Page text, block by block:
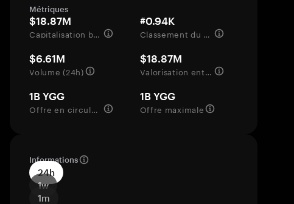
Métriques
$18.87M
Capitalisation boursière
#0.94K
Classement du marché
$6.61M
Volume (24h)
$18.87M
Valorisation entièrement diluée
1B YGG
Offre en circulation
1B YGG
Offre maximale
Informations
24h
1w
1m